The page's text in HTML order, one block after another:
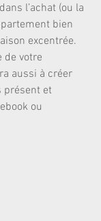
l’achat (ou la
bien
excentrée.
de votre
aussi à créer
présent et
ou